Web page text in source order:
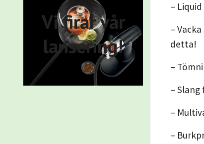
Vi firar vår
lansering!
–
–
detta!
–
–
–
–